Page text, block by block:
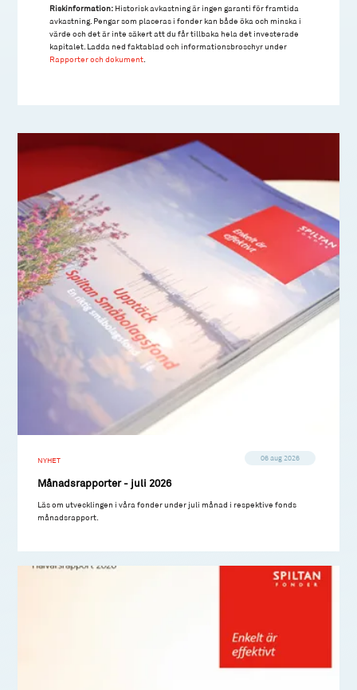
Riskinformation: Historisk avkastning är ingen garanti för framtida
avkastning. Pengar som placeras i fonder kan både öka och minska i
värde och det är inte säkert att du får tillbaka hela det investerade
kapitalet. Ladda ned faktablad och informationsbroschyr under
Rapporter och dokument
NYHET 06 aug 2026
Månadsrapporter - juli 2026
Läs om utvecklingen i våra fonder under juli månad i respektive fonds
månadsrapport.